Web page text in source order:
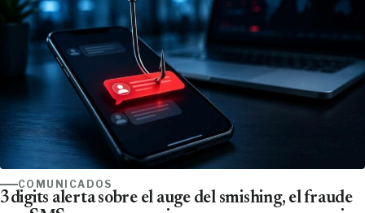
COMUNICADOS
3digits alerta sobre el auge del smishing, el fraude